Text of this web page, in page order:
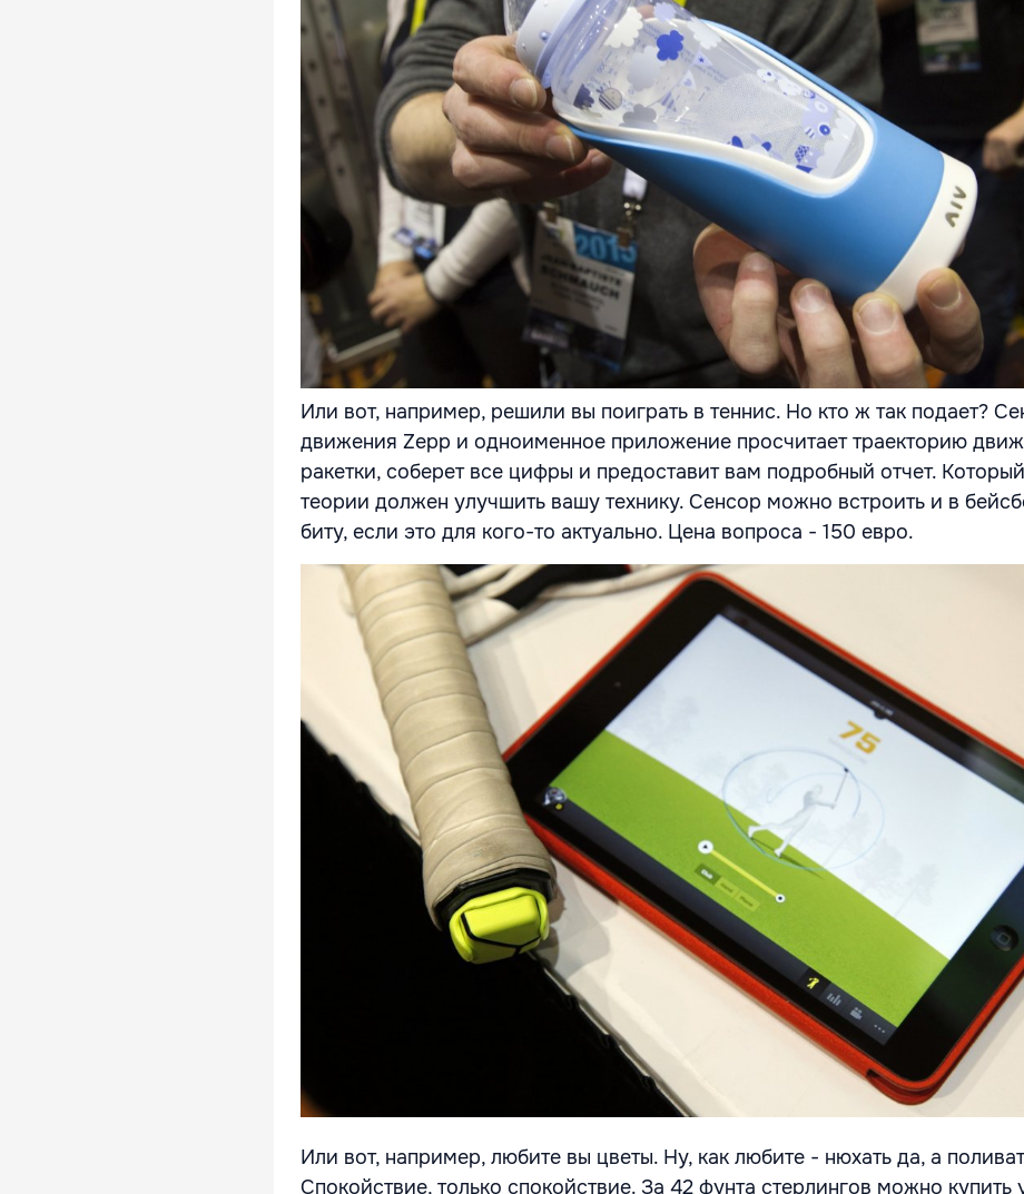
Или вот, например, решили вы поиграть в теннис. Но кто ж так подает?
движения Zepp и одноименное приложение просчитает траекторию
ракетки, соберет все цифры и предоставит вам подробный отчет.
теории должен улучшить вашу технику. Сенсор можно встроить и в
биту, если это для кого-то актуально. Цена вопроса - 150 евро.
Или вот, например, любите вы цветы. Ну, как любите - нюхать да, а
Спокойствие, только спокойствие. За 42 фунта стерлингов можно купить